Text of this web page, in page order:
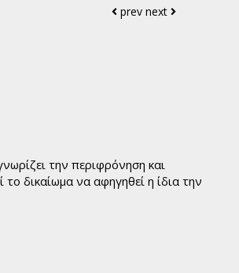
prev next
την περιφρόνηση και
το δικαίωμα να αφηγηθεί η ίδια την